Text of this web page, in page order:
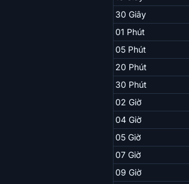
30 Giây
01 Phút
05 Phút
20 Phút
30 Phút
02 Giờ
04 Giờ
05 Giờ
07 Giờ
09 Giờ